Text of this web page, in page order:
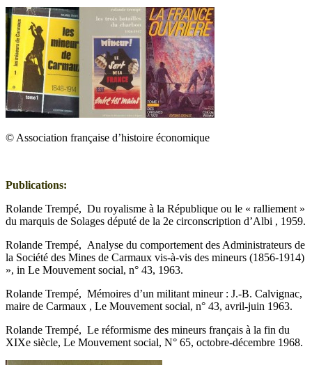
© Association française d’histoire économique
Publications:
Rolande Trempé, Du royalisme à la République ou le « ralliement »
du marquis de Solages député de la 2e circonscription d’Albi , 1959.
Rolande Trempé, Analyse du comportement des Administrateurs de
la Société des Mines de Carmaux vis-à-vis des mineurs (1856-1914)
», in Le Mouvement social, n° 43, 1963.
Rolande Trempé, Mémoires d’un militant mineur : J.-B. Calvignac,
maire de Carmaux , Le Mouvement social, n° 43, avril-juin 1963.
Rolande Trempé, Le réformisme des mineurs français à la fin du
XIXe siècle, Le Mouvement social, N° 65, octobre-décembre 1968.